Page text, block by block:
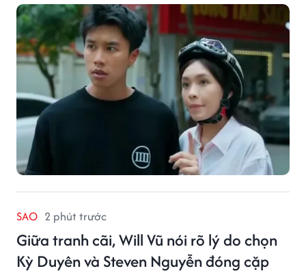
SAO 2 phút trước
Giữa tranh cãi, Will Vũ nói rõ lý do chọn
Kỳ Duyên và Steven Nguyễn đóng cặp